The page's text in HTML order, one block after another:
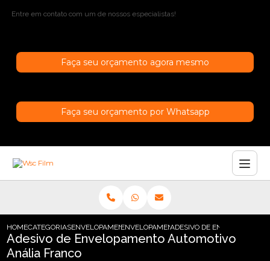
Entre em contato com um de nossos especialistas!
Faça seu orçamento agora mesmo
Faça seu orçamento por Whatsapp
HOMECATEGORIASENVELOPAMENTO AUTOMOTIVO
ENVELOPAMENTO AUTOMOTIVO CINZA
ADESIVO DE
Adesivo de Envelopamento Automotivo
Anália Franco